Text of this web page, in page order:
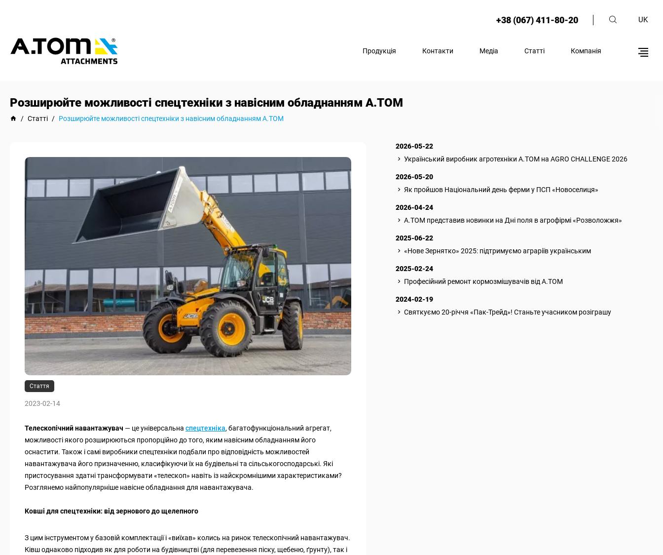
+38 (067) 411-80-20 UK
Продукція Контакти Медіа Статті Компанія
Розширюйте можливості спецтехніки з навісним обладнанням А.ТОМ
/ Статті / Розширюйте можливості спецтехніки з навісним обладнанням А.ТОМ
Стаття
2023-02-14
Телескопічний навантажувач — це універсальна спецтехніка, багатофункціональний агрегат,
можливості якого розширюються пропорційно до того, яким навісним обладнанням його
оснастити. Також і самі виробники спецтехніки подбали про відповідність можливостей
навантажувача його призначенню, класифікуючи їх на будівельні та сільськогосподарські. Які
пристосування здатні трансформувати «телескоп» навіть із найскромнішими характеристиками?
Розглянемо найпопулярніше навісне обладнання для навантажувача.
Ковші для спецтехніки: від зернового до щелепного
З цим інструментом у базовій комплектації і «виїхав» колись на ринок телескопічний навантажувач.
Ківш однаково підходив як для роботи на будівництві (для перевезення піску, щебеню, ґрунту), так і
2026-05-22
Український виробник агротехніки А.ТОМ на AGRO CHALLENGE 2026
2026-05-20
Як пройшов Національний день ферми у ПСП «Новоселиця»
2026-04-24
A.TOM представив новинки на Дні поля в агрофірмі «Розволожжя»
2025-06-22
«Нове Зернятко» 2025: підтримуємо аграріїв українським
2025-02-24
Професійний ремонт кормозмішувачів від А.ТОМ
2024-02-19
Святкуємо 20-річчя «Пак-Трейд»! Станьте учасником розіграшу